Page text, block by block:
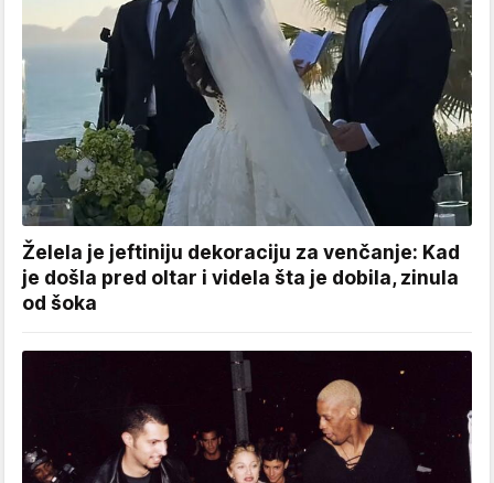
Želela je jeftiniju dekoraciju za venčanje: Kad
je došla pred oltar i videla šta je dobila, zinula
od šoka